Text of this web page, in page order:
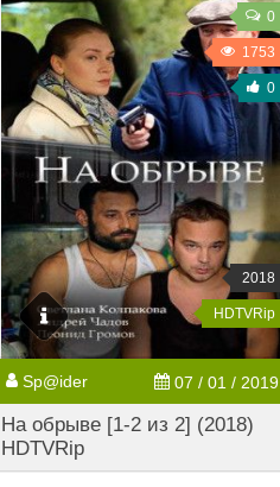
0
1753
0
2018
HDTVRip
Sp@ider 07 / 01 / 2019
На обрыве [1-2 из 2] (2018)
HDTVRip